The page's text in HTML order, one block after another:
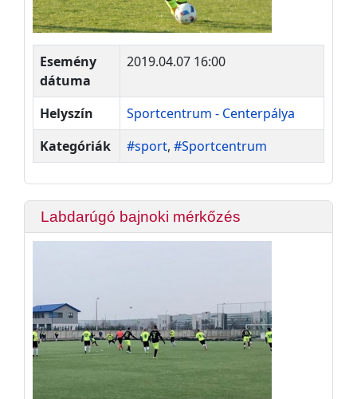
Esemény
dátuma
2019.04.07 16:00
Helyszín
Sportcentrum - Centerpálya
Kategóriák
#sport, #Sportcentrum
Labdarúgó bajnoki mérkőzés